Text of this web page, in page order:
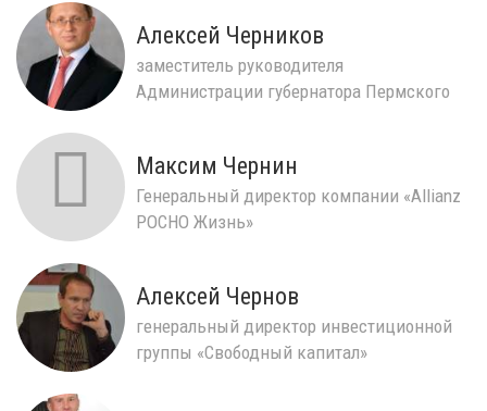
Алексей Черников
заместитель руководителя
Администрации губернатора Пермского
Максим Чернин
Генеральный директор компании «Allianz
РОСНО Жизнь»
Алексей Чернов
генеральный директор инвестиционной
группы «Свободный капитал»